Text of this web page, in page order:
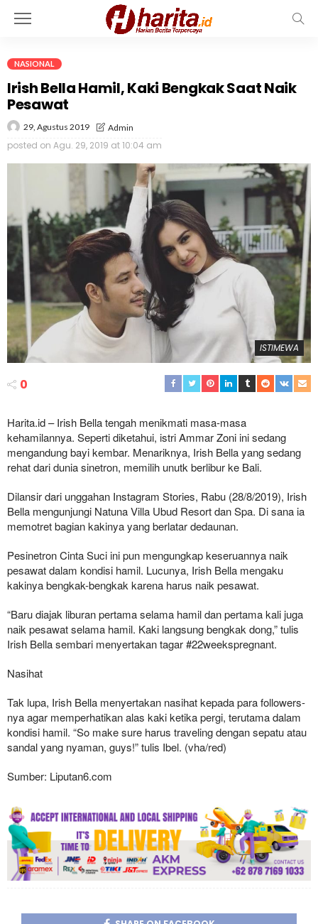
NASIONAL
Irish Bella Hamil, Kaki Bengkak Saat Naik
Pesawat
29, Agustus 2019 Admin
posted on Agu. 29, 2019 at 10:04 am
ISTIMEWA
0
Harita.id – Irish Bella tengah menikmati masa-masa
kehamilannya. Seperti diketahui, istri Ammar Zoni ini sedang
mengandung bayi kembar. Menariknya, Irish Bella yang sedang
rehat dari dunia sinetron, memilih unutk berlibur ke Bali.
Dilansir dari unggahan Instagram Stories, Rabu (28/8/2019), Irish
Bella mengunjungi Natuna Villa Ubud Resort dan Spa. Di sana ia
memotret bagian kakinya yang berlatar dedaunan.
Pesinetron Cinta Suci ini pun mengungkap keseruannya naik
pesawat dalam kondisi hamil. Lucunya, Irish Bella mengaku
kakinya bengkak-bengkak karena harus naik pesawat.
“Baru diajak liburan pertama selama hamil dan pertama kali juga
naik pesawat selama hamil. Kaki langsung bengkak dong,” tulis
Irish Bella sembari menyertakan tagar #22weekspregnant.
Nasihat
Tak lupa, Irish Bella menyertakan nasihat kepada para followers-
nya agar memperhatikan alas kaki ketika pergi, terutama dalam
kondisi hamil. “So make sure harus traveling dengan sepatu atau
sandal yang nyaman, guys!” tulis Ibel. (vha/red)
Sumber: Liputan6.com